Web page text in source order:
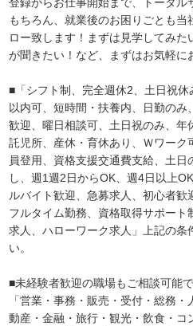
もちろん、就業後のお困りごとも当
ロー致します！まずは見学してみ
が聞きたい！など、まずはお気軽に
■「シフト制、完全週休2、土日祝
以内可、短時間・扶養内、日勤の
歓迎、曜日相談可、土日祝のみ、
託児所、産休・育休あり、Ｗワーク
員登用、資格支援交通費支給、土
し、週1週2日からOK、週4日以上
ルバイト歓迎、急募求人、初心者歓
フルタイム勤務、資格取得サポー
求人、ハローワーク求人」上記の条
い。
■未経験者歓迎の職場もご相談可能で
「営業・事務・販売・受付・総務
動産・金融・旅行・観光・飲食・コ